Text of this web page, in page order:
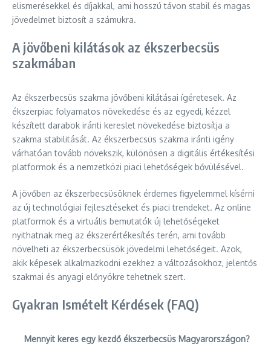
elismerésekkel és díjakkal, ami hosszú távon stabil és magas
jövedelmet biztosít a számukra.
A jövőbeni kilátások az ékszerbecsüs
szakmában
Az ékszerbecsüs szakma jövőbeni kilátásai ígéretesek. Az
ékszerpiac folyamatos növekedése és az egyedi, kézzel
készített darabok iránti kereslet növekedése biztosítja a
szakma stabilitását. Az ékszerbecsüs szakma iránti igény
várhatóan tovább növekszik, különösen a digitális értékesítési
platformok és a nemzetközi piaci lehetőségek bővülésével.
A jövőben az ékszerbecsüsöknek érdemes figyelemmel kísérni
az új technológiai fejlesztéseket és piaci trendeket. Az online
platformok és a virtuális bemutatók új lehetőségeket
nyithatnak meg az ékszerértékesítés terén, ami tovább
növelheti az ékszerbecsüsök jövedelmi lehetőségeit. Azok,
akik képesek alkalmazkodni ezekhez a változásokhoz, jelentős
szakmai és anyagi előnyökre tehetnek szert.
Gyakran Ismételt Kérdések (FAQ)
Mennyit keres egy kezdő ékszerbecsüs Magyarországon?